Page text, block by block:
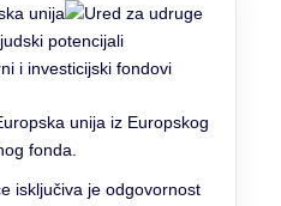
unija iz Europskog
fonda.
isključiva je odgovornost